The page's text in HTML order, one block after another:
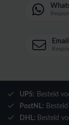
Email
UPS: Besteld
PostNL:
DHL: Besteld